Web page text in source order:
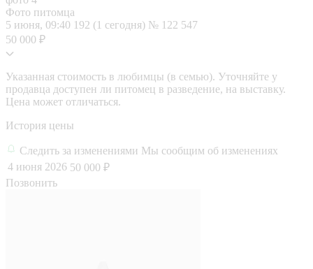
Фото питомца
5 июня, 09:40 192 (1 сегодня) № 122 547
50 000 ₽
Указанная стоимость в любимцы (в семью). Уточняйте у
продавца доступен ли питомец в разведение, на выставку.
Цена может отличаться.
История цены
Следить за изменениями Мы сообщим об изменениях
4 июня 2026 50 000 ₽
Позвонить